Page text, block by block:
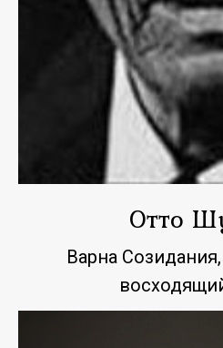
Отто
Варна